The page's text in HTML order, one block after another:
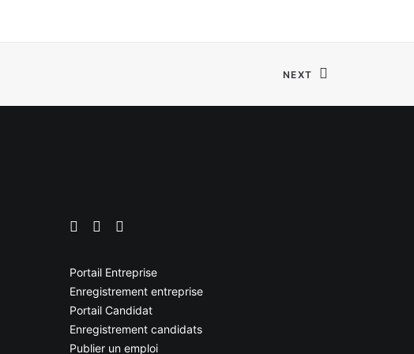
NEXT
Portail Entreprise
Enregistrement entreprise
Portail Candidat
Enregistrement candidats
Publier un emploi